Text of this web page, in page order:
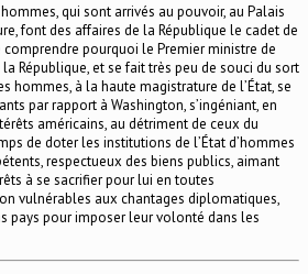
qui sont arrivés au pouvoir, au Palais
font des affaires de la République le cadet de
pourquoi le Premier ministre de
République, et se fait très peu de souci du sort
hommes, à la haute magistrature de l’État, se
par rapport à Washington, s’ingéniant, en
américains, au détriment de ceux du
de doter les institutions de l’État d’hommes
respectueux des biens publics, aimant
à se sacrifier pour lui en toutes
vulnérables aux chantages diplomatiques,
pays pour imposer leur volonté dans les